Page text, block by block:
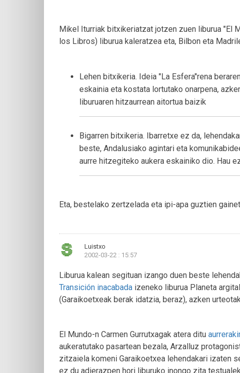
Mikel Iturriak bitxikeriatzat jotzen zuen liburua "El
los Libros) liburua kaleratzea eta, Bilbon eta
Lehen bitxikeria. Ideia "La Esfera"rena
eskainia eta kostata lortutako onarpena,
liburuaren hitzaurrean aitortua baizik
Bigarren bitxikeria. Ibarretxe ez da,
beste, Andalusiako agintari eta
aurre hitzegiteko aukera eskainiko dio. Hau
Eta, bestelako zertzelada eta ipi-apa guztien
Luistxo
2002-03-22 : 15:57
Liburua kalean segituan izango duen beste
Transición inacabada izeneko liburua Planeta
(Garaikoetxeak berak idatzia, beraz), azken
El Mundo-n Carmen Gurrutxagak atera ditu
aukeratutako pasartean bezala, Arzalluz
zitzaiela komeni Garaikoetxea lehendakari izaten
ez du adierazpen hori liburuko inongo zita